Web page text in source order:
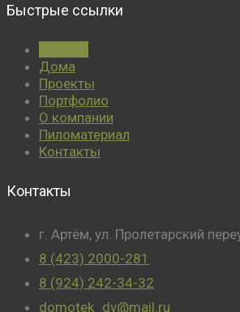
Быстрые ссылки
Дома
Проекты
Портфолио
О компании
Пиломатериал
Контакты
Контакты
г. Артём, ул. Пролетарский
8 (423) 2000-281
8 (924) 242-34-32
domotek_dv@mail.ru